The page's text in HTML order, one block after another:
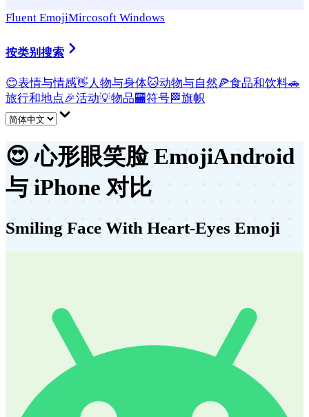
Fluent EmojiMircosoft Windows
按类别搜索
😊表情与情感👋 人物与身体🐱动物与自然🍕食品和饮料🚗
旅行和地点🎉活动💡物品🏧符号🏁旗帜
😍 心形眼笑脸 EmojiAndroid
与 iPhone 对比
Smiling Face With Heart-Eyes Emoji